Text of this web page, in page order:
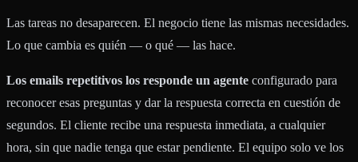
Las tareas no desaparecen. El negocio tiene las mismas necesidades.
Lo que cambia es quién — o qué — las hace.
Los emails repetitivos los responde un agente configurado para
reconocer esas preguntas y dar la respuesta correcta en cuestión de
segundos. El cliente recibe una respuesta inmediata, a cualquier
hora, sin que nadie tenga que estar pendiente. El equipo solo ve los